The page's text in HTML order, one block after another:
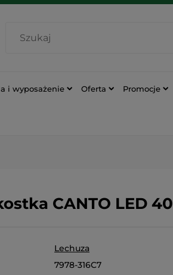
i wyposażenie Oferta Promocje
CANTO LED 40
Lechuza
7978-316C7